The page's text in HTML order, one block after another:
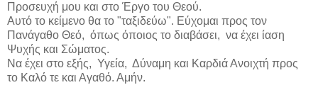
Προσευχή μου και στο Έργο του Θεού.
Αυτό το κείμενο θα το "ταξιδεύω". Εύχομαι προς τον
Πανάγαθο Θεό, όπως όποιος το διαβάσει, να έχει ίαση
Ψυχής και Σώματος.
Να έχει στο εξής, Υγεία, Δύναμη και Καρδιά Ανοιχτή προς
το Καλό τε και Αγαθό. Αμήν.